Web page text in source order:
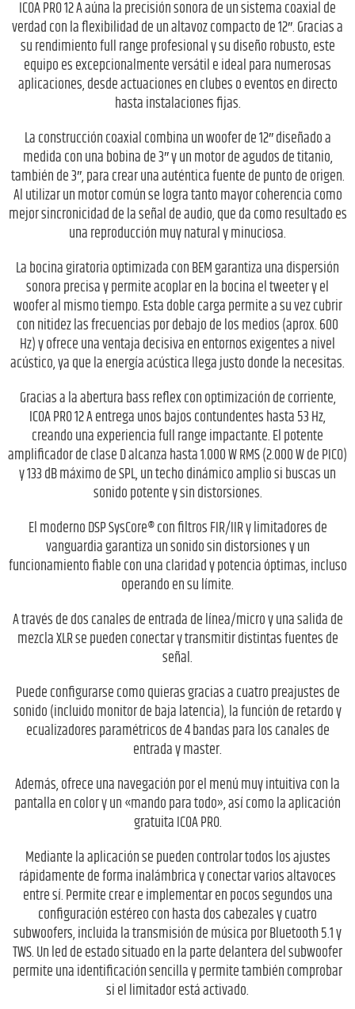
ICOA PRO 12 A aúna la precisión sonora de un sistema coaxial de
verdad con la flexibilidad de un altavoz compacto de 12″. Gracias a
su rendimiento full range profesional y su diseño robusto, este
equipo es excepcionalmente versátil e ideal para numerosas
aplicaciones, desde actuaciones en clubes o eventos en directo
hasta instalaciones fijas.
La construcción coaxial combina un woofer de 12″ diseñado a
medida con una bobina de 3″ y un motor de agudos de titanio,
también de 3″, para crear una auténtica fuente de punto de origen.
Al utilizar un motor común se logra tanto mayor coherencia como
mejor sincronicidad de la señal de audio, que da como resultado es
una reproducción muy natural y minuciosa.
La bocina giratoria optimizada con BEM garantiza una dispersión
sonora precisa y permite acoplar en la bocina el tweeter y el
woofer al mismo tiempo. Esta doble carga permite a su vez cubrir
con nitidez las frecuencias por debajo de los medios (aprox. 600
Hz) y ofrece una ventaja decisiva en entornos exigentes a nivel
acústico, ya que la energía acústica llega justo donde la necesitas.
Gracias a la abertura bass reflex con optimización de corriente,
ICOA PRO 12 A entrega unos bajos contundentes hasta 53 Hz,
creando una experiencia full range impactante. El potente
amplificador de clase D alcanza hasta 1.000 W RMS (2.000 W de PICO)
y 133 dB máximo de SPL, un techo dinámico amplio si buscas un
sonido potente y sin distorsiones.
El moderno DSP SysCore® con filtros FIR/IIR y limitadores de
vanguardia garantiza un sonido sin distorsiones y un
funcionamiento fiable con una claridad y potencia óptimas, incluso
operando en su límite.
A través de dos canales de entrada de línea/micro y una salida de
mezcla XLR se pueden conectar y transmitir distintas fuentes de
señal.
Puede configurarse como quieras gracias a cuatro preajustes de
sonido (incluido monitor de baja latencia), la función de retardo y
ecualizadores paramétricos de 4 bandas para los canales de
entrada y master.
Además, ofrece una navegación por el menú muy intuitiva con la
pantalla en color y un «mando para todo», así como la aplicación
gratuita ICOA PRO.
Mediante la aplicación se pueden controlar todos los ajustes
rápidamente de forma inalámbrica y conectar varios altavoces
entre sí. Permite crear e implementar en pocos segundos una
configuración estéreo con hasta dos cabezales y cuatro
subwoofers, incluida la transmisión de música por Bluetooth 5.1 y
TWS. Un led de estado situado en la parte delantera del subwoofer
permite una identificación sencilla y permite también comprobar
si el limitador está activado.